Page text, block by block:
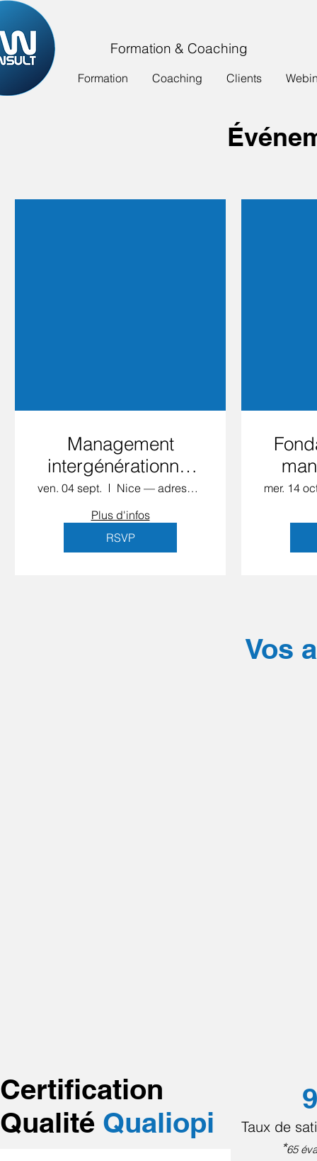
Formation & Coaching
Formation Coaching Clients
Management
intergénérationnel
— Format 1+1
ven. 04 sept.
Nice — adresse confirmée à l'inscription
Plus d'infos
RSVP
mer. 14
Vos
Certification
Qualité Qualiopi
Taux de
*65